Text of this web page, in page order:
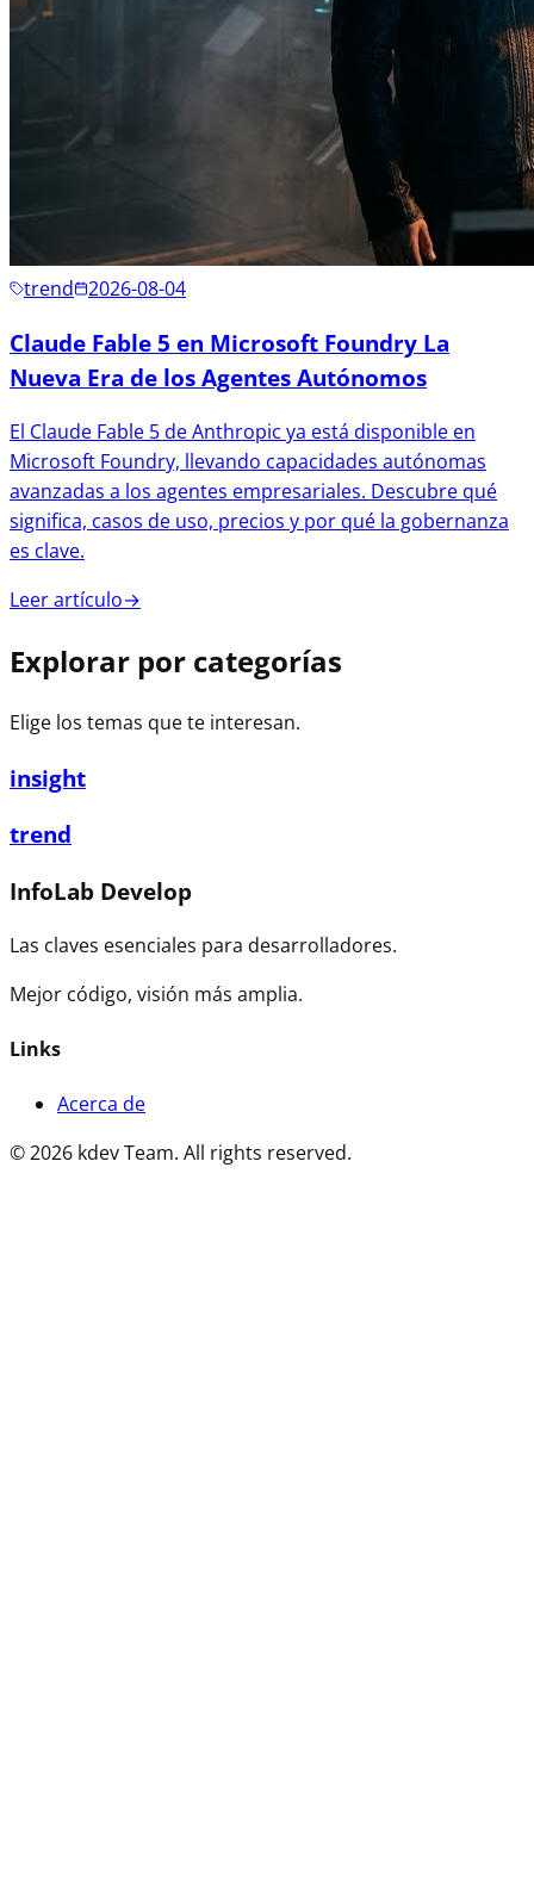
trend 2026-08-04
Claude Fable 5 en Microsoft Foundry La
Nueva Era de los Agentes Autónomos
El Claude Fable 5 de Anthropic ya está disponible en
Microsoft Foundry, llevando capacidades autónomas
avanzadas a los agentes empresariales. Descubre qué
significa, casos de uso, precios y por qué la gobernanza
es clave.
Leer artículo→
Explorar por categorías
Elige los temas que te interesan.
insight
trend
InfoLab Develop
Las claves esenciales para desarrolladores.
Mejor código, visión más amplia.
Links
Acerca de
©2026 kdev Team. All rights reserved.